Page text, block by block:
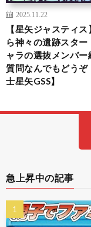
2025.11.22
【星矢ジャスティ
ら神々の遺跡スター
ャラの選抜メンバー
質問なんでもどうぞ
士星矢GSS】
急上昇中の記事